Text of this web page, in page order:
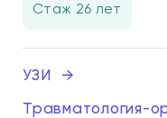
Стаж 26 лет
УЗИ →
Травматология-